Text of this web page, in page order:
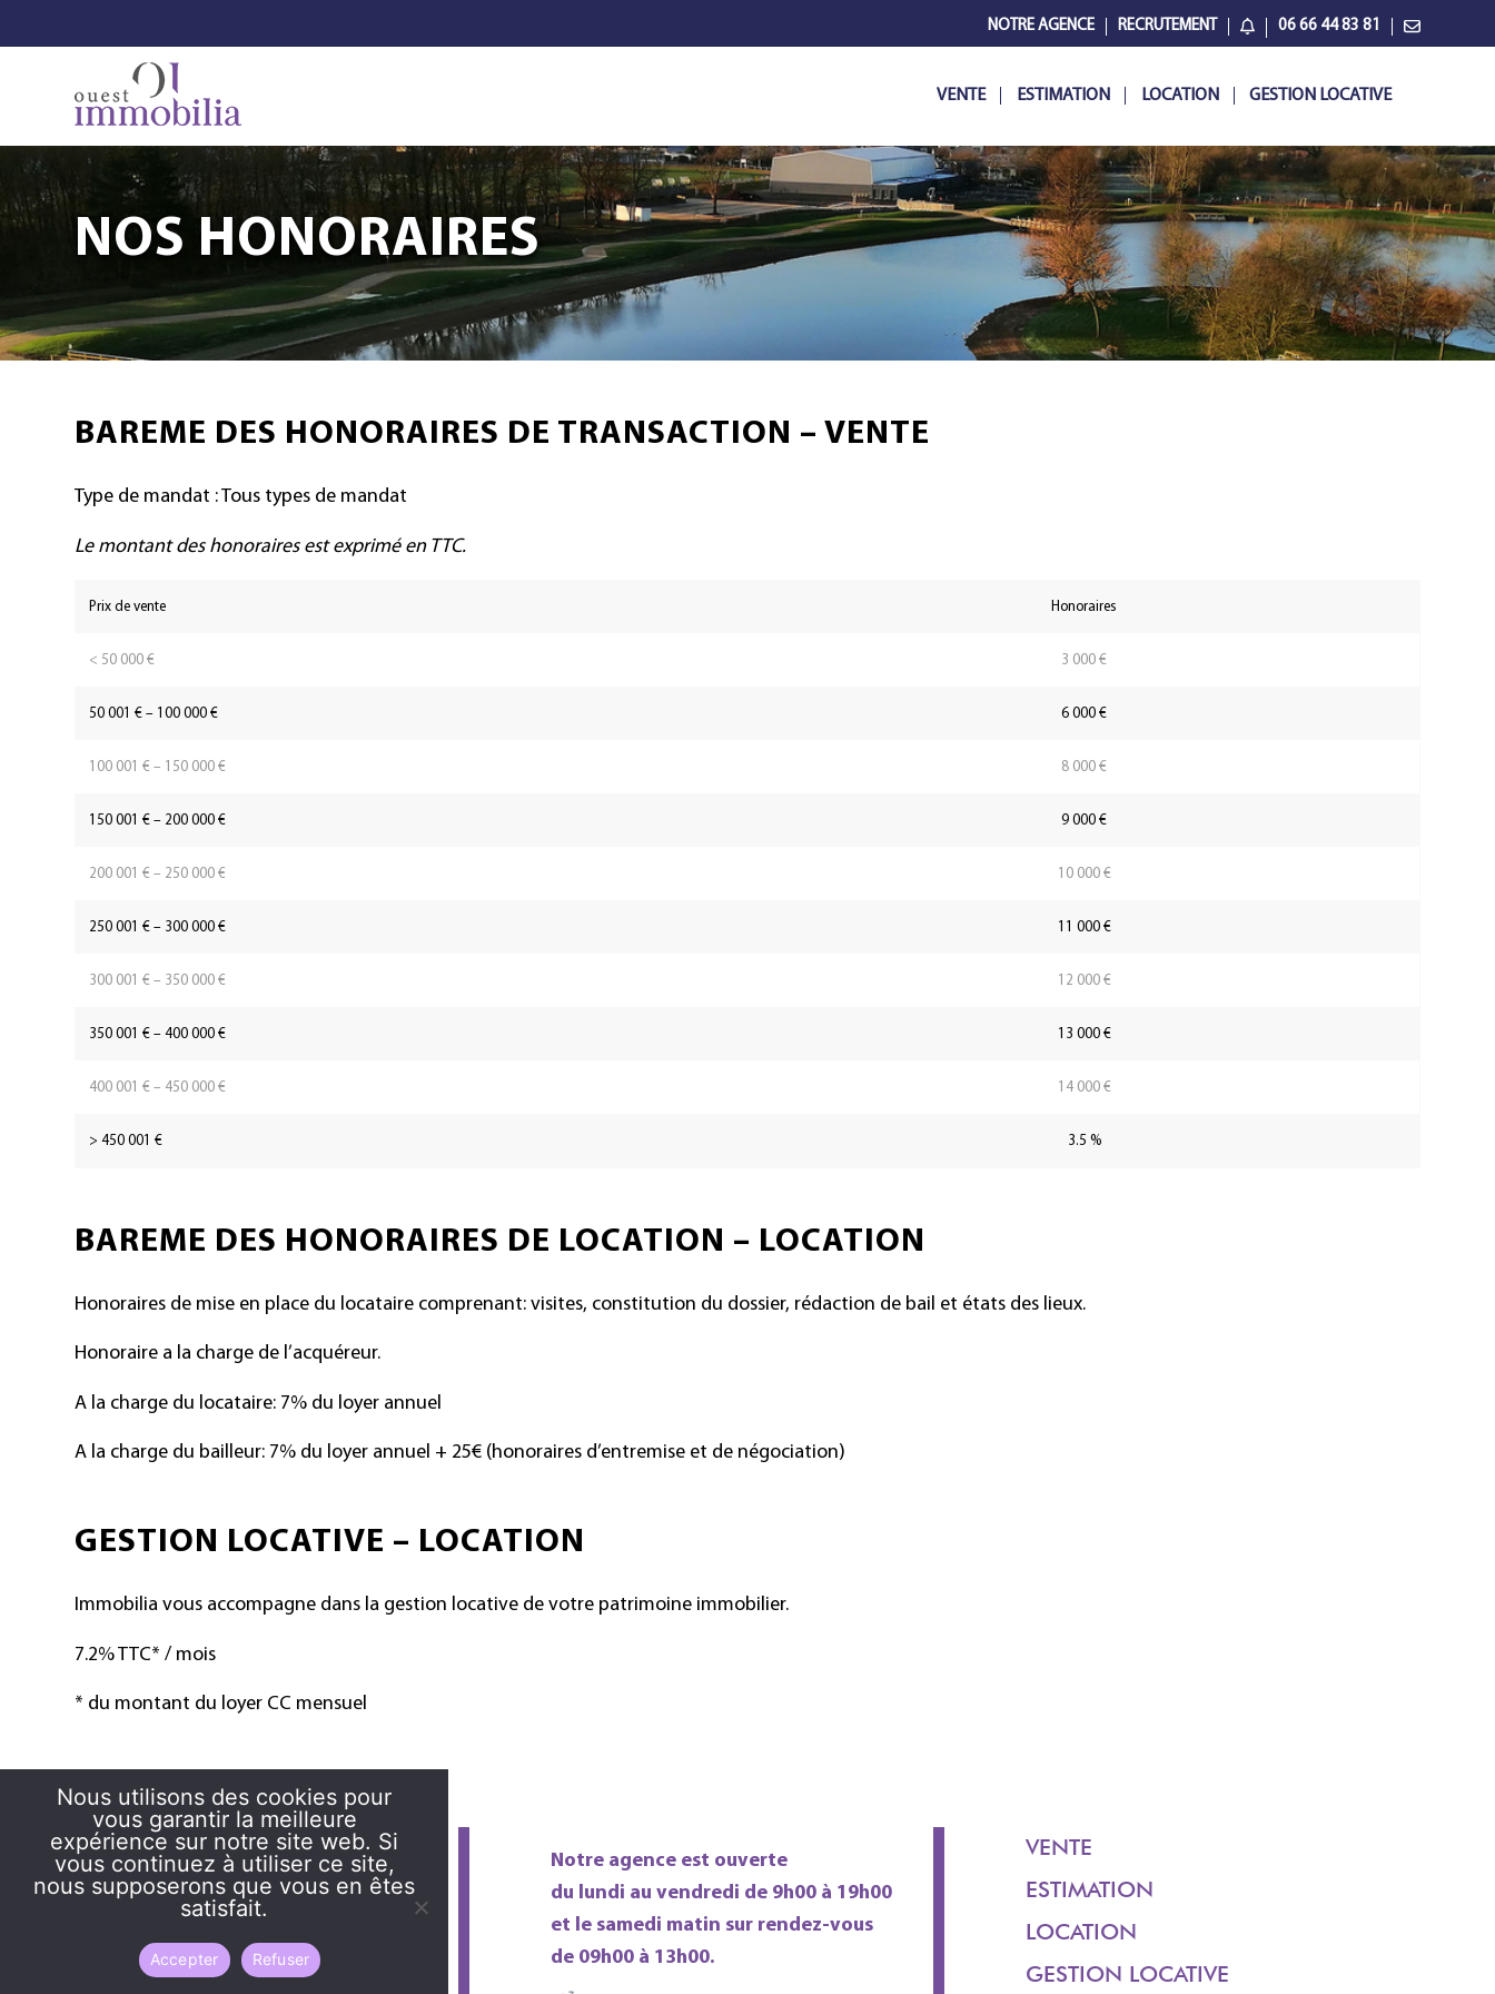
NOTRE AGENCE RECRUTEMENT 06 66 44 83 81
VENTE ESTIMATION LOCATION GESTION LOCATIVE
NOS HONORAIRES
BAREME DES HONORAIRES DE TRANSACTION – VENTE
Type de mandat : Tous types de mandat
Le montant des honoraires est exprimé en TTC.
Prix de vente Honoraires
< 50 000 € 3 000 €
50 001 € – 100 000 € 6 000 €
100 001 € – 150 000 € 8 000 €
150 001 € – 200 000 € 9 000 €
200 001 € – 250 000 € 10 000 €
250 001 € – 300 000 € 11 000 €
300 001 € – 350 000 € 12 000 €
350 001 € – 400 000 € 13 000 €
400 001 € – 450 000 € 14 000 €
> 450 001 € 3.5 %
BAREME DES HONORAIRES DE LOCATION – LOCATION
Honoraires de mise en place du locataire comprenant: visites, constitution du dossier, rédaction de bail et états des lieux.
Honoraire a la charge de l’acquéreur.
A la charge du locataire: 7% du loyer annuel
A la charge du bailleur: 7% du loyer annuel + 25€ (honoraires d’entremise et de négociation)
GESTION LOCATIVE – LOCATION
Immobilia vous accompagne dans la gestion locative de votre patrimoine immobilier.
7.2% TTC* / mois
* du montant du loyer CC mensuel
Notre agence est ouverte
du lundi au vendredi de 9h00 à 19h00
et le samedi matin sur rendez-vous
de 09h00 à 13h00.
VENTE
ESTIMATION
LOCATION
GESTION LOCATIVE
Nous utilisons des cookies pour
vous garantir la meilleure
expérience sur notre site web. Si
vous continuez à utiliser ce site,
nous supposerons que vous en êtes
satisfait.
Accepter Refuser